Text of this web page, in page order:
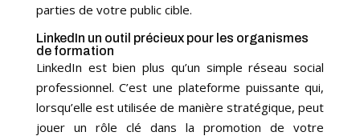
parties de votre public cible.
LinkedIn un outil précieux pour les organismes
de formation
LinkedIn est bien plus qu’un simple réseau social
professionnel. C’est une plateforme puissante qui,
lorsqu’elle est utilisée de manière stratégique, peut
jouer un rôle clé dans la promotion de votre